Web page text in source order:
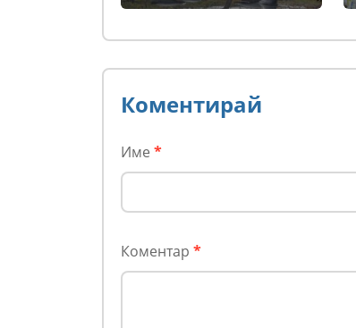
на морето, прекарвал
ЕС
Коментирай
Име *
Коментар *